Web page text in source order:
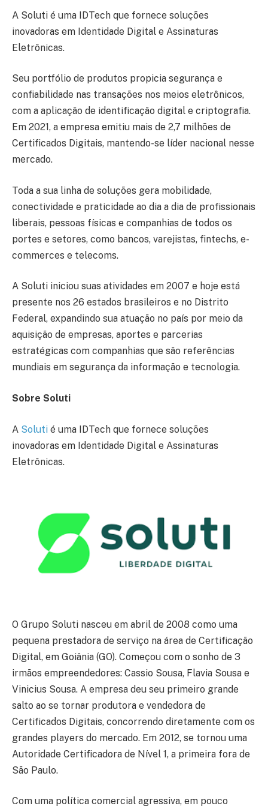
A Soluti é uma IDTech que fornece soluções
inovadoras em Identidade Digital e Assinaturas
Eletrônicas.
Seu portfólio de produtos propicia segurança e
confiabilidade nas transações nos meios eletrônicos,
com a aplicação de identificação digital e criptografia.
Em 2021, a empresa emitiu mais de 2,7 milhões de
Certificados Digitais, mantendo-se líder nacional nesse
mercado.
Toda a sua linha de soluções gera mobilidade,
conectividade e praticidade ao dia a dia de profissionais
liberais, pessoas físicas e companhias de todos os
portes e setores, como bancos, varejistas, fintechs, e-
commerces e telecoms.
A Soluti iniciou suas atividades em 2007 e hoje está
presente nos 26 estados brasileiros e no Distrito
Federal, expandindo sua atuação no país por meio da
aquisição de empresas, aportes e parcerias
estratégicas com companhias que são referências
mundiais em segurança da informação e tecnologia.
Sobre Soluti
A Soluti é uma IDTech que fornece soluções
inovadoras em Identidade Digital e Assinaturas
Eletrônicas.
O Grupo Soluti nasceu em abril de 2008 como uma
pequena prestadora de serviço na área de Certificação
Digital, em Goiânia (GO). Começou com o sonho de 3
irmãos empreendedores: Cassio Sousa, Flavia Sousa e
Vinicius Sousa. A empresa deu seu primeiro grande
salto ao se tornar produtora e vendedora de
Certificados Digitais, concorrendo diretamente com os
grandes players do mercado. Em 2012, se tornou uma
Autoridade Certificadora de Nível 1, a primeira fora de
São Paulo.
Com uma política comercial agressiva, em pouco